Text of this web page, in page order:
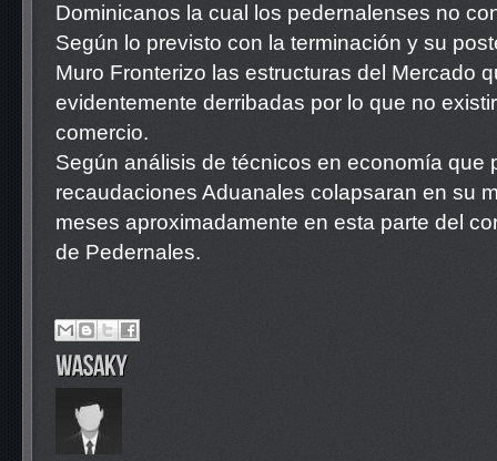
Dominicanos la cual los pedernalenses no
Según lo previsto con la terminación y su
Muro Fronterizo las estructuras del Mercado
evidentemente derribadas por lo que no
comercio.
Según análisis de técnicos en economía que
recaudaciones Aduanales colapsaran en su
meses aproximadamente en esta parte del
de Pedernales.